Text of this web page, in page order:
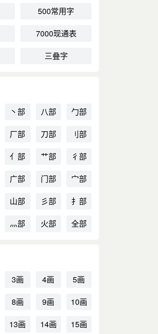
500常用字
7000现通表
三叠字
丶部 八部
勹部
厂部 刀部
刂部
亻部 艹部
彳部
广部 门部
宀部
山部 彡部
扌部
灬部 火部 全部
3画 4画
5画
8画 9画
10画
13画 14画
15画